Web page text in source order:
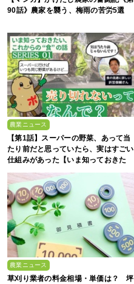
90話》農家を襲う、梅雨の苦労5選
農業ニュース
【第1話】スーパーの野菜、あって当
たり前だと思っていたら、実はすごい
仕組みがあった【いま知っておきた
い、これからの”食”の話】
農業ニュース
草刈り業者の料金相場・単価は？ 坪